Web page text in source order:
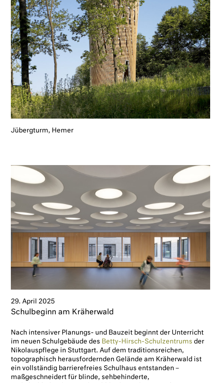
Jübergturm, Hemer
29. April 2025
Schulbeginn am Kräherwald
Nach intensiver Planungs- und Bauzeit beginnt der Unterricht
im neuen Schulgebäude des Betty-Hirsch-Schulzentrums der
Nikolauspflege in Stuttgart. Auf dem traditionsreichen,
topographisch herausfordernden Gelände am Kräherwald ist
ein vollständig barrierefreies Schulhaus entstanden –
maßgeschneidert für blinde, sehbehinderte,